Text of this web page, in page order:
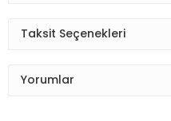
Taksit Seçenekleri
Yorumlar